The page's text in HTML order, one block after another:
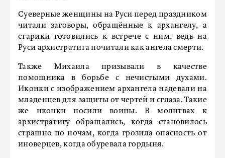
Суеверные женщины на Руси перед праздником
читали заговоры, обращённые к архангелу, а
старики готовились к встрече с ним, ведь на
Руси архистратига почитали как ангела смерти.
Также Михаила призывали в качестве
помощника в борьбе с нечистыми духами.
Иконки с изображением архангела надевали на
младенцев для защиты от чертей и сглаза. Такие
же иконки носили воины. В молитвах к
архистратигу обращались, когда становилось
страшно по ночам, когда грозила опасность от
иноверцев, когда обуревала гордыня.